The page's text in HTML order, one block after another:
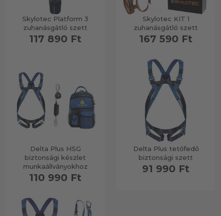
Skylotec Platform 3
zuhanásgátló szett
117 890 Ft
Skylotec KIT 1
zuhanásgátló szett
167 590 Ft
Delta Plus HSG
biztonsági készlet
munkaállványokhoz
110 990 Ft
Delta Plus tetőfedő
biztonsági szett
91 990 Ft